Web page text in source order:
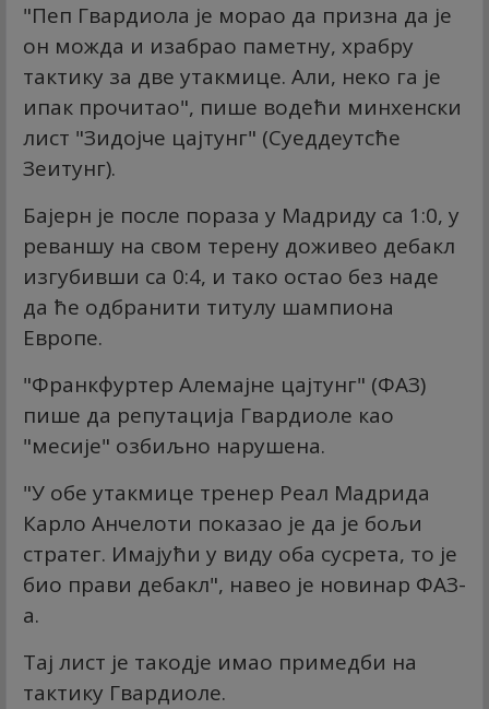
"Пеп Гвардиола је морао да призна да је
он можда и изабрао паметну, храбру
тактику за две утакмице. Али, неко га је
ипак прочитао", пише водећи минхенски
лист "Зидојче цајтунг" (Суеддеутсће
Зеитунг).
Бајерн је после пораза у Мадриду са 1:0, у
реваншу на свом терену доживео дебакл
изгубивши са 0:4, и тако остао без наде
да ће одбранити титулу шампиона
Европе.
"Франкфуртер Алемајне цајтунг" (ФАЗ)
пише да репутација Гвардиоле као
"месије" озбиљно нарушена.
"У обе утакмице тренер Реал Мадрида
Карло Анчелоти показао је да је бољи
стратег. Имајући у виду оба сусрета, то је
био прави дебакл", навео је новинар ФАЗ-
а.
Тај лист је такодје имао примедби на
тактику Гвардиоле.